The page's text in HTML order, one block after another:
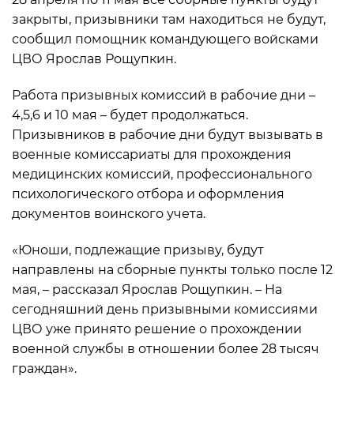
закрыты, призывники там находиться не будут,
сообщил помощник командующего войсками
ЦВО Ярослав Рощупкин.
Работа призывных комиссий в рабочие дни –
4,5,6 и 10 мая – будет продолжаться.
Призывников в рабочие дни будут вызывать в
военные комиссариаты для прохождения
медицинских комиссий, профессионального
психологического отбора и оформления
документов воинского учета.
«Юноши, подлежащие призыву, будут
направлены на сборные пункты только после 12
мая, – рассказал Ярослав Рощупкин. – На
сегодняшний день призывными комиссиями
ЦВО уже принято решение о прохождении
военной службы в отношении более 28 тысяч
граждан».